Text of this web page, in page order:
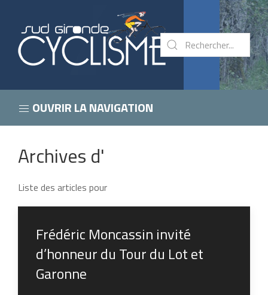
OUVRIR LA NAVIGATION
Archives d'
Liste des articles pour
Frédéric Moncassin invité
d’honneur du Tour du Lot et
Garonne